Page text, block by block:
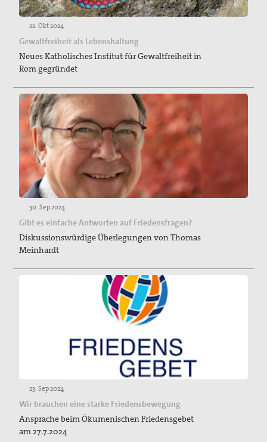
22. Okt 2024
Gewaltfreiheit als Lebenshaltung
Neues Katholisches Institut für Gewaltfreiheit in
Rom gegründet
30. Sep 2024
Gibt es einfache Antworten auf Friedensfragen?
Diskussionswürdige Überlegungen von Thomas
Meinhardt
23. Sep 2024
Wir brauchen eine starke Friedensbewegung
Ansprache beim Ökumenischen Friedensgebet
am 27.7.2024